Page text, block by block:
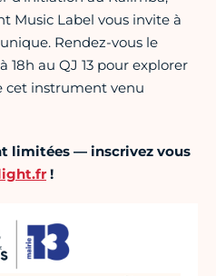
Music Label vous invite à
Rendez-vous le
18h au QJ 13 pour explorer
cet instrument venu
limitées — inscrivez vous
!